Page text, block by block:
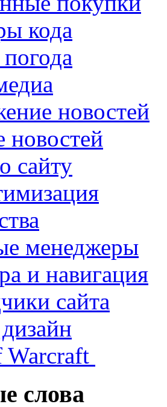
кода
новостей
новостей
сайту
менеджеры
и навигация
сайта
слова